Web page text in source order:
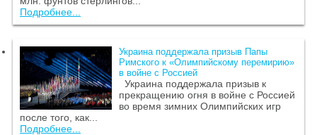
Подробнее...
Украина поддержала призыв Папы
Римского к «Олимпийскому перемирию»
в войне с Россией
Украина поддержала призыв к
прекращению огня в войне с Россией
во время зимних Олимпийских игр
после того, как...
Подробнее...